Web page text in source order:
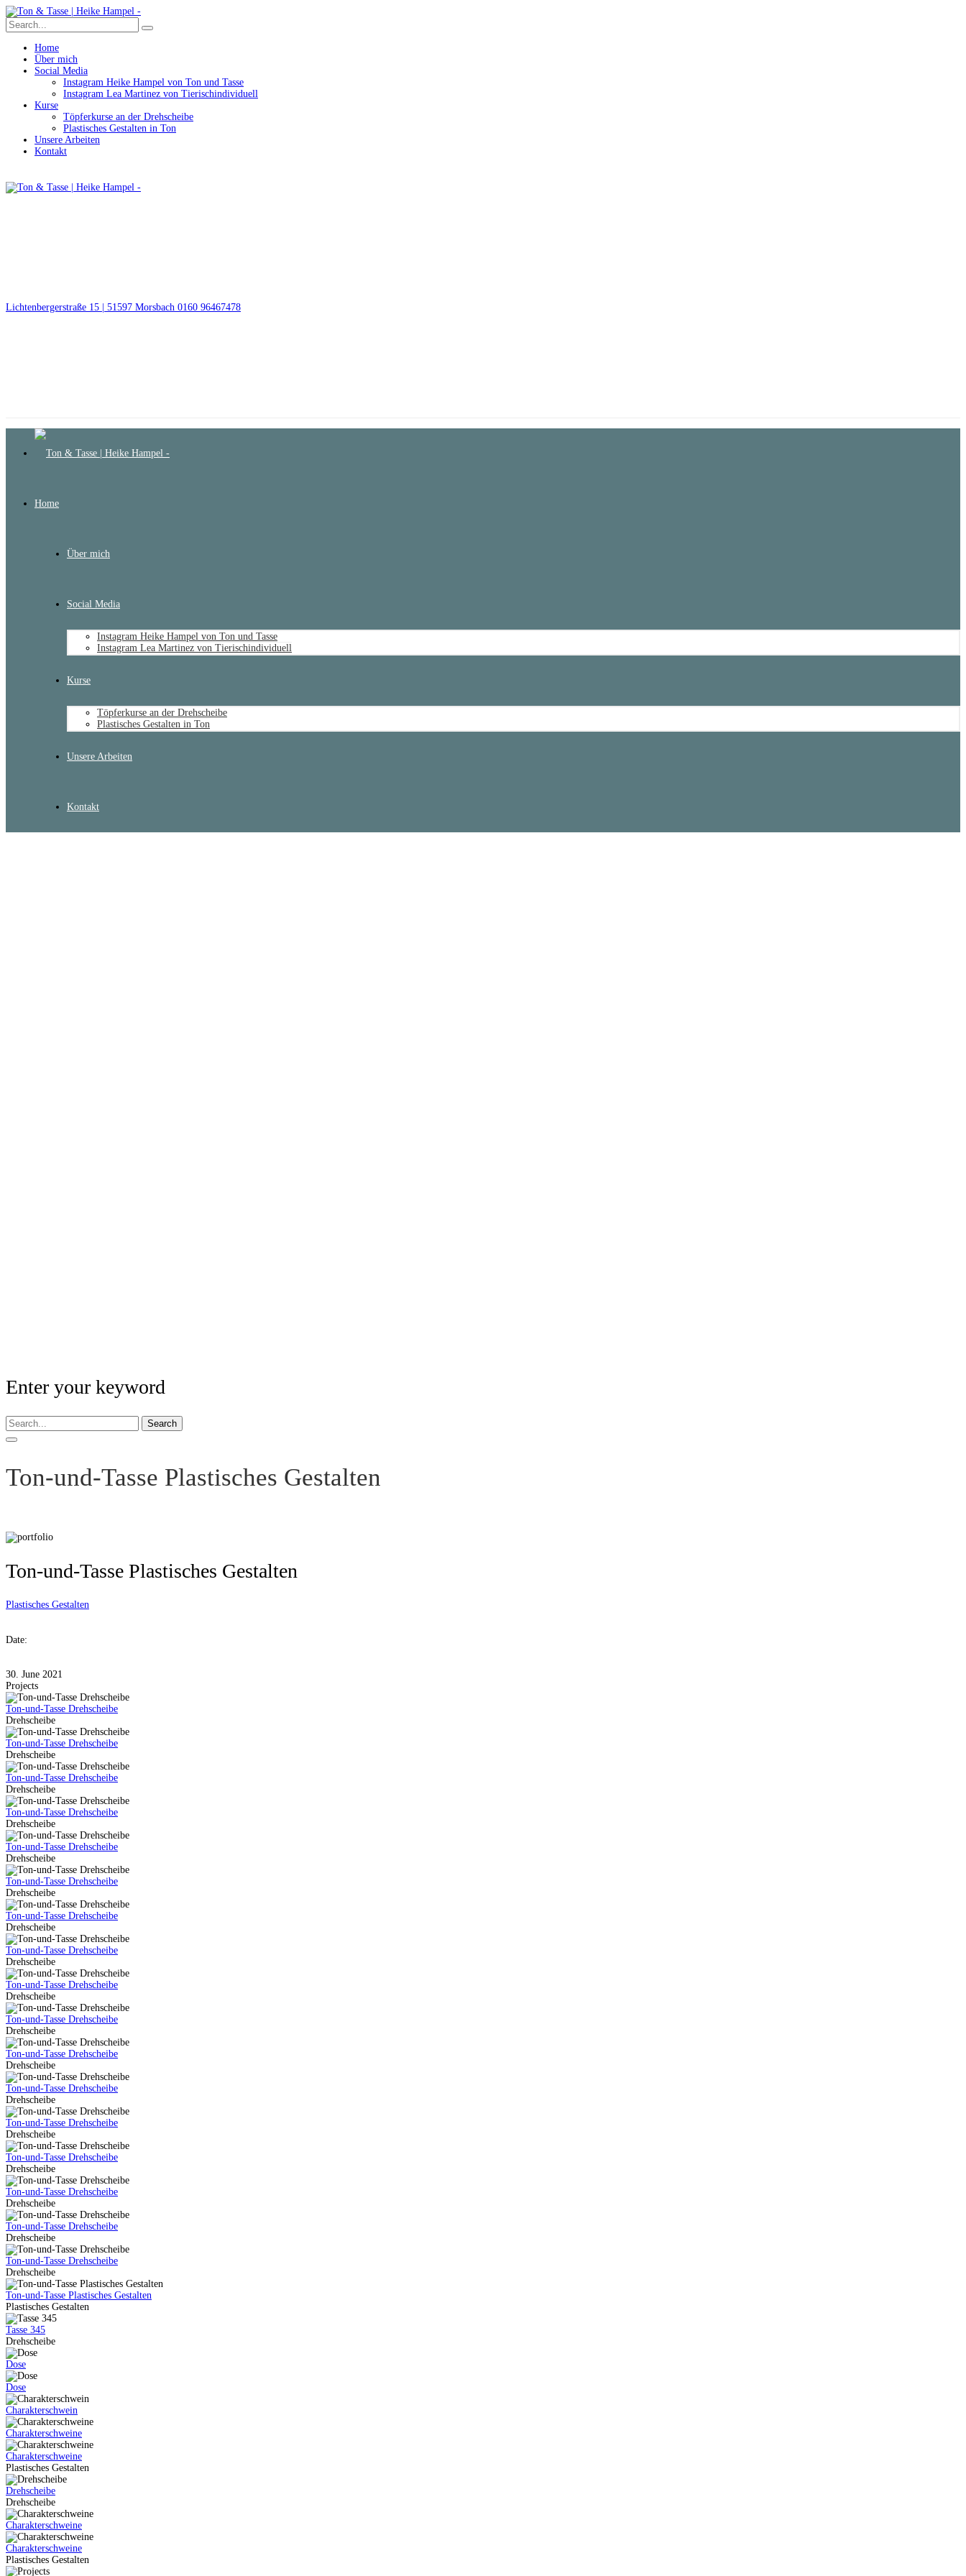
Home
Über mich
Social Media
Instagram Heike Hampel von Ton und Tasse
Instagram Lea Martinez von Tierischindividuell
Kurse
Töpferkurse an der Drehscheibe
Plastisches Gestalten in Ton
Unsere Arbeiten
Kontakt
Lichtenbergerstraße 15 | 51597 Morsbach 0160 96467478
Home
Über mich
Social Media
Instagram Heike Hampel von Ton und Tasse
Instagram Lea Martinez von Tierischindividuell
Kurse
Töpferkurse an der Drehscheibe
Plastisches Gestalten in Ton
Unsere Arbeiten
Kontakt
Enter your keyword
Search
Ton-und-Tasse Plastisches Gestalten
Ton-und-Tasse Plastisches Gestalten
Plastisches Gestalten
Date:
30. June 2021
Projects
Ton-und-Tasse Drehscheibe
Drehscheibe
Ton-und-Tasse Drehscheibe
Drehscheibe
Ton-und-Tasse Drehscheibe
Drehscheibe
Ton-und-Tasse Drehscheibe
Drehscheibe
Ton-und-Tasse Drehscheibe
Drehscheibe
Ton-und-Tasse Drehscheibe
Drehscheibe
Ton-und-Tasse Drehscheibe
Drehscheibe
Ton-und-Tasse Drehscheibe
Drehscheibe
Ton-und-Tasse Drehscheibe
Drehscheibe
Ton-und-Tasse Drehscheibe
Drehscheibe
Ton-und-Tasse Drehscheibe
Drehscheibe
Ton-und-Tasse Drehscheibe
Drehscheibe
Ton-und-Tasse Drehscheibe
Drehscheibe
Ton-und-Tasse Drehscheibe
Drehscheibe
Ton-und-Tasse Drehscheibe
Drehscheibe
Ton-und-Tasse Drehscheibe
Drehscheibe
Ton-und-Tasse Drehscheibe
Drehscheibe
Ton-und-Tasse Plastisches Gestalten
Plastisches Gestalten
Tasse 345
Drehscheibe
Dose
Dose
Charakterschwein
Charakterschweine
Charakterschweine
Plastisches Gestalten
Drehscheibe
Drehscheibe
Charakterschweine
Charakterschweine
Plastisches Gestalten